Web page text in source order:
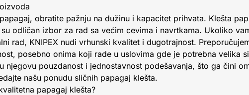
obratite pažnju na dužinu i kapacitet prihvata. Klešta
su odličan izbor za rad sa većim cevima i navrtkama. Ukoliko
rad, KNIPEX nudi vrhunski kvalitet i dugotrajnost.
posebno onima koji rade u uslovima gde je potrebna velika
njegovu pouzdanost i jednostavnost podešavanja, što ga čini
našu ponudu sličnih papagaj klešta.
papagaj klešta?